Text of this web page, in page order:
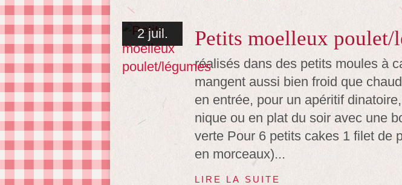
2 juil. Petits moelleux poulet/
réalisés dans des petits moules à
mangent aussi bien froid que
en entrée, pour un apéritif
nique ou en plat du soir avec une
verte Pour 6 petits cakes 1 filet de
en morceaux)...
LIRE LA SUITE